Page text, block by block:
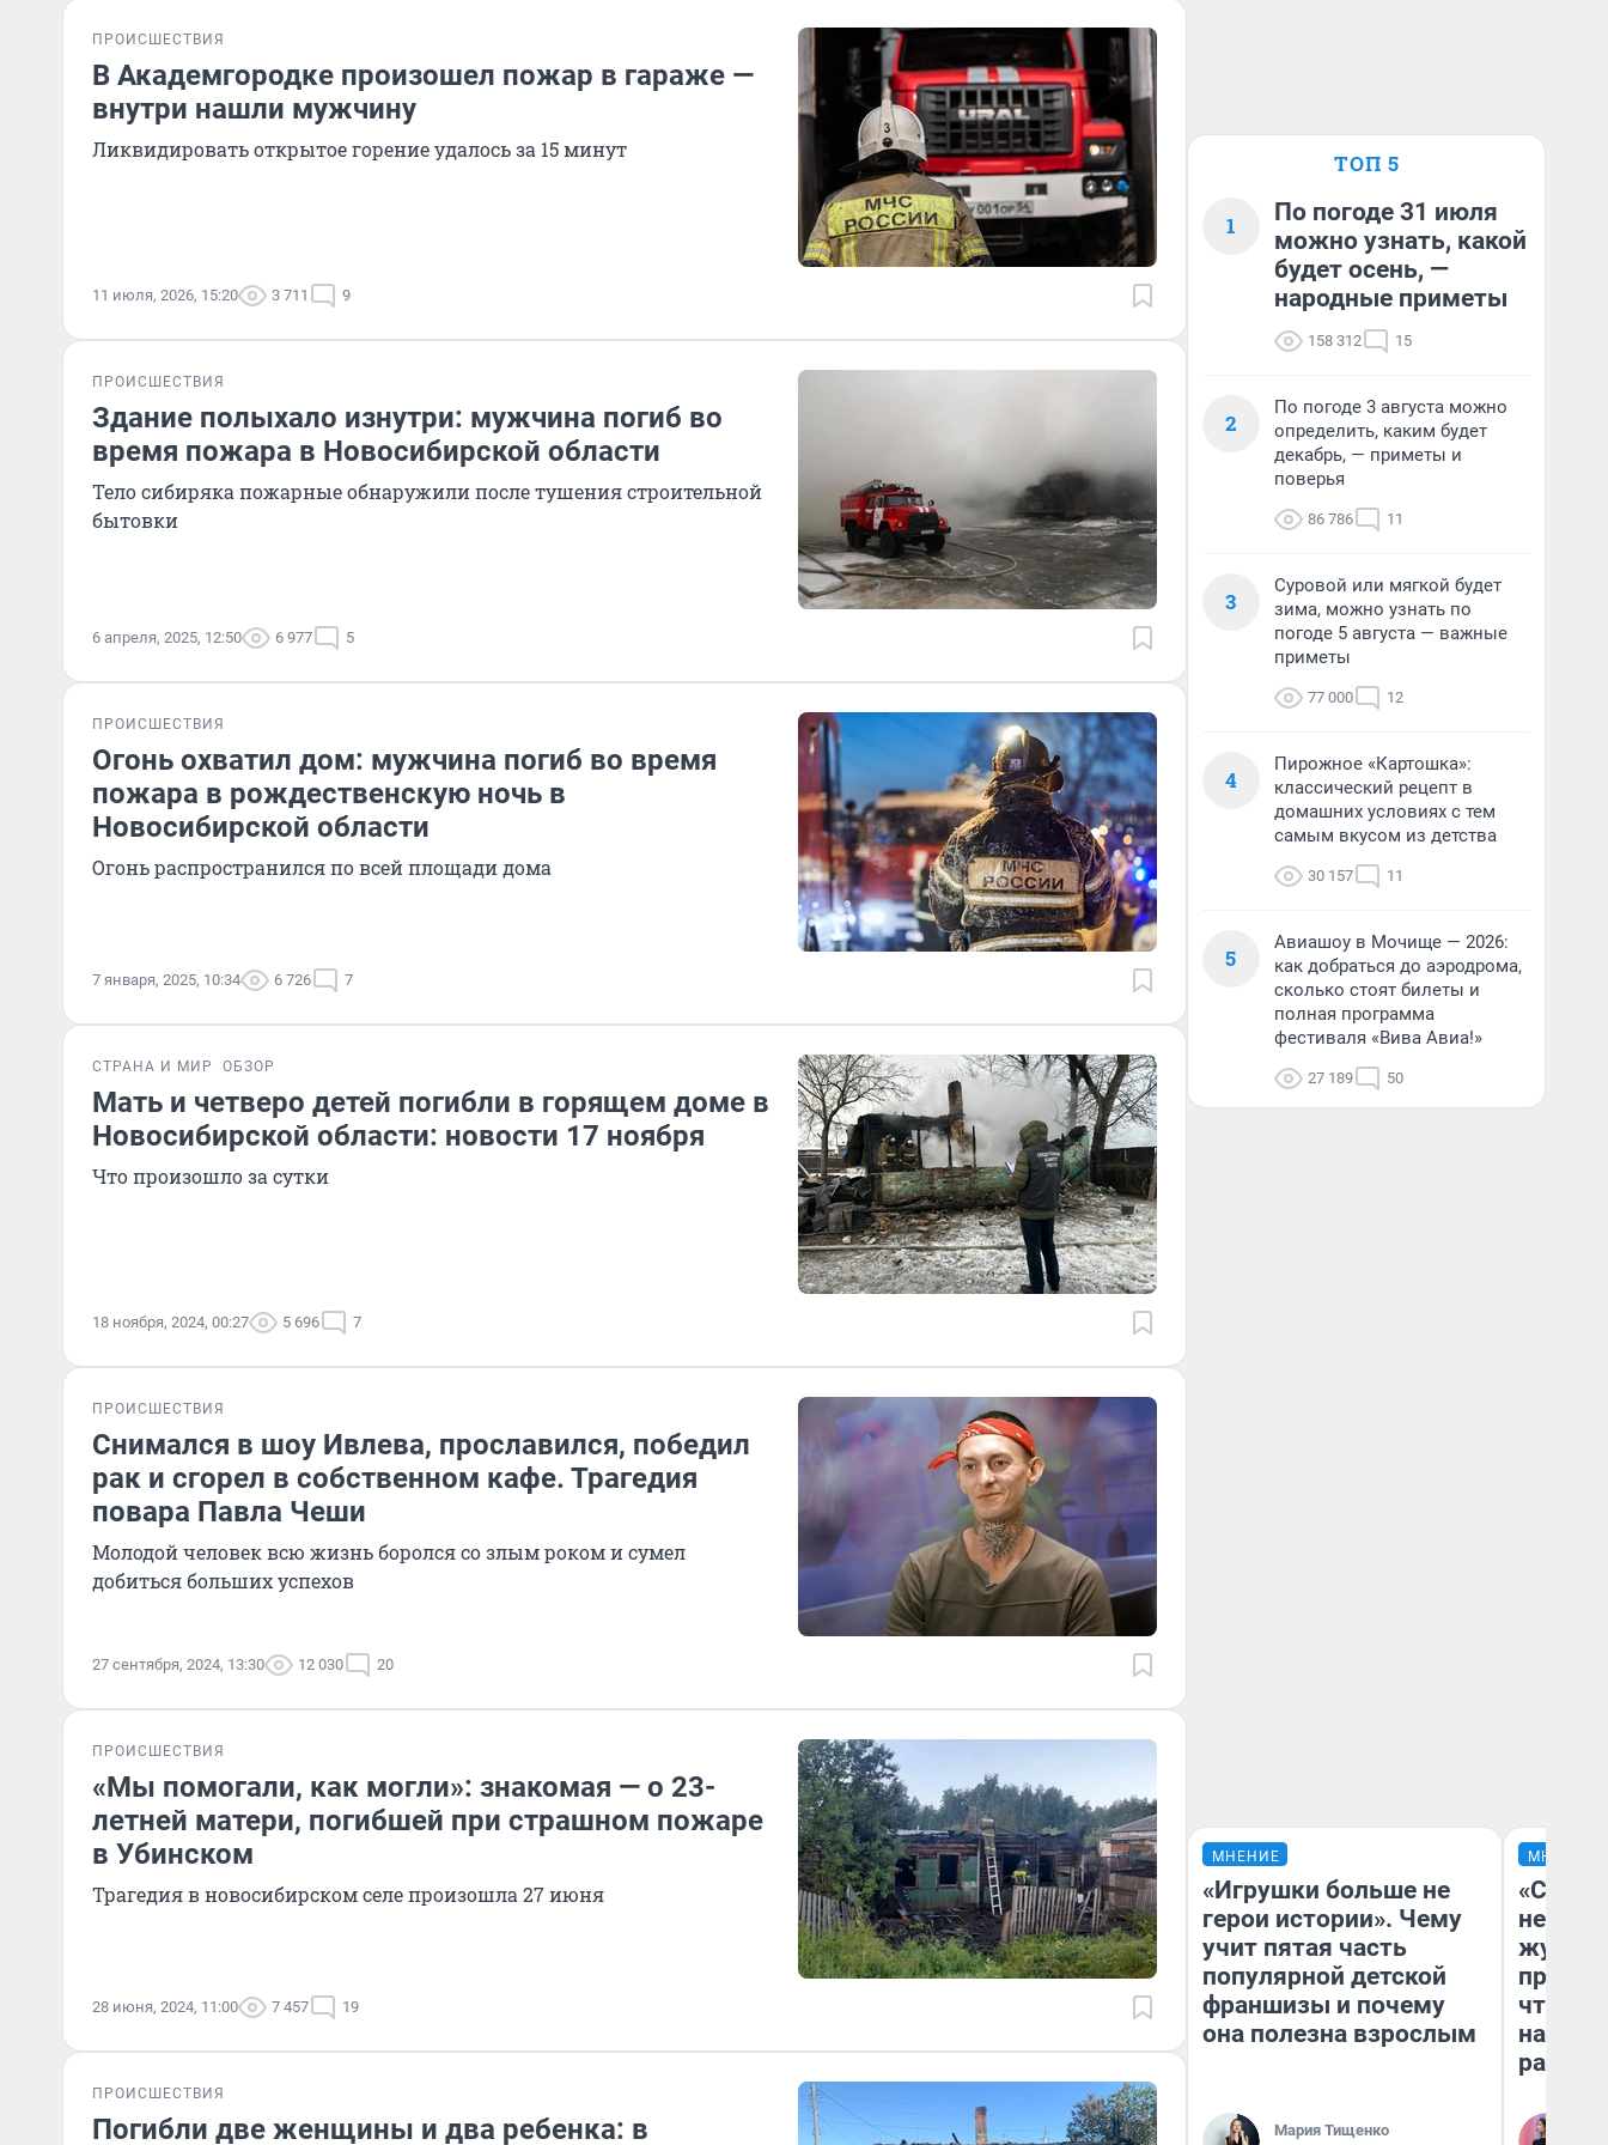
ПРОИСШЕСТВИЯ
В Академгородке произошел пожар в гараже —
внутри нашли мужчину
Ликвидировать открытое горение удалось за 15 минут
11 июля, 2026, 15:20 3 711 9
ПРОИСШЕСТВИЯ
Здание полыхало изнутри: мужчина погиб во
время пожара в Новосибирской области
Тело сибиряка пожарные обнаружили после тушения строительной
бытовки
6 апреля, 2025, 12:50 6 977 5
ПРОИСШЕСТВИЯ
Огонь охватил дом: мужчина погиб во время
пожара в рождественскую ночь в
Новосибирской области
Огонь распространился по всей площади дома
7 января, 2025, 10:34 6 726 7
СТРАНА И МИР ОБЗОР
Мать и четверо детей погибли в горящем доме в
Новосибирской области: новости 17 ноября
Что произошло за сутки
18 ноября, 2024, 00:27 5 696 7
ПРОИСШЕСТВИЯ
Снимался в шоу Ивлева, прославился, победил
рак и сгорел в собственном кафе. Трагедия
повара Павла Чеши
Молодой человек всю жизнь боролся со злым роком и сумел
добиться больших успехов
27 сентября, 2024, 13:30 12 030 20
ПРОИСШЕСТВИЯ
«Мы помогали, как могли»: знакомая — о 23-
летней матери, погибшей при страшном пожаре
в Убинском
Трагедия в новосибирском селе произошла 27 июня
28 июня, 2024, 11:00 7 457 19
ПРОИСШЕСТВИЯ
Погибли две женщины и два ребенка: в
ТОП 5
1
По погоде 31 июля
можно узнать, какой
будет осень, —
народные приметы
158 312 15
2
По погоде 3 августа можно
определить, каким будет
декабрь, — приметы и
поверья
86 786 11
3
Суровой или мягкой будет
зима, можно узнать по
погоде 5 августа — важные
приметы
77 000 12
4
Пирожное «Картошка»:
классический рецепт в
домашних условиях с тем
самым вкусом из детства
30 157 11
5
Авиашоу в Мочище — 2026:
как добраться до аэродрома,
сколько стоят билеты и
полная программа
фестиваля «Вива Авиа!»
27 189 50
МНЕНИЕ
«Игрушки больше не
герои истории». Чему
учит пятая часть
популярной детской
франшизы и почему
она полезна взрослым
Мария Тищенко
МНЕНИЕ
чтобы
на что
ради